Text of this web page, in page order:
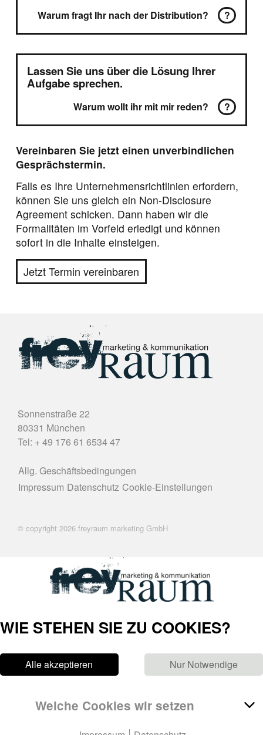
Warum fragt Ihr nach der Distribution? ?
Lassen Sie uns über die Lösung Ihrer
Aufgabe sprechen.
Warum wollt ihr mit mir reden? ?
Vereinbaren Sie jetzt einen unverbindlichen
Gesprächstermin.
Falls es Ihre Unternehmensrichtlinien erfordern,
können Sie uns gleich ein Non-Disclosure
Agreement schicken. Dann haben wir die
Formalitäten im Vorfeld erledigt und können
sofort in die Inhalte einsteigen.
Jetzt Termin vereinbaren
Sonnenstraße 22
80331 München
Tel: + 49 176 61 6534 47
Allg. Geschäftsbedingungen
Impressum Datenschutz Cookie-Einstellungen
© copyright 2026 freyraum marketing GmbH
WIE STEHEN SIE ZU COOKIES?
Alle akzeptieren Nur Notwendige
Welche Cookies wir setzen